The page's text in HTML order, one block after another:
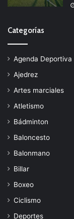
Categorías
Agenda Deportiva
Ajedrez
Artes marciales
Atletismo
Bádminton
Baloncesto
Balonmano
Billar
Boxeo
Ciclismo
Deportes